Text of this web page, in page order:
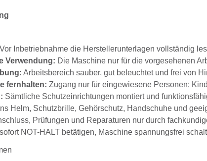
Vor Inbetriebnahme die Herstellerunterlagen vollständig
Verwendung: Die Maschine nur für die vorgesehenen
Arbeitsbereich sauber, gut beleuchtet und frei von
fernhalten: Zugang nur für eingewiesene Personen;
Sämtliche Schutzeinrichtungen montiert und
Helm, Schutzbrille, Gehörschutz, Handschuhe und
Prüfungen und Reparaturen nur durch
NOT-HALT betätigen, Maschine spannungsfrei